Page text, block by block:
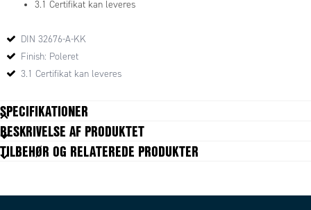
3.1 Certifikat kan leveres
DIN 32676-A-KK
Finish: Poleret
3.1 Certifikat kan leveres
SPECIFIKATIONER
BESKRIVELSE AF PRODUKTET
TILBEHØR OG RELATEREDE PRODUKTER